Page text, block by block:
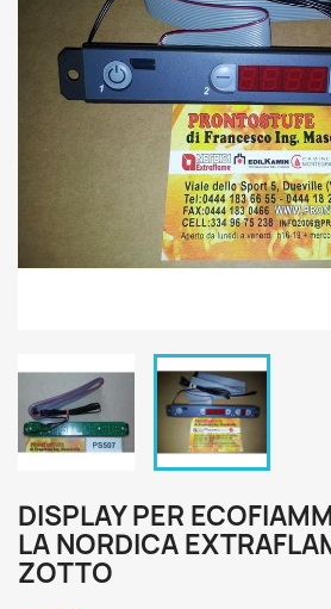
DISPLAY PER
LA NORDICA
ZOTTO